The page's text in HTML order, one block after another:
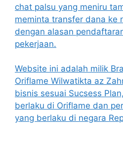
chat palsu yang meniru
meminta transfer dana ke
dengan alasan
pekerjaan.
Website ini adalah milik
Oriflame Wilwatikta az
bisnis sesuai Sucsess
berlaku di Oriflame dan
yang berlaku di negara